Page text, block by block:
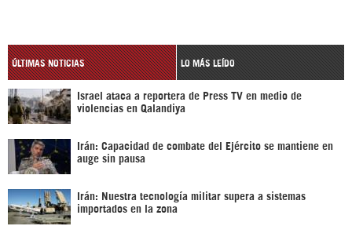
ÚLTIMAS NOTICIAS LO MÁS LEÍDO
Israel ataca a reportera de Press TV en medio de
violencias en Qalandiya
Irán: Capacidad de combate del Ejército se mantiene en
auge sin pausa
Irán: Nuestra tecnología militar supera a sistemas
importados en la zona